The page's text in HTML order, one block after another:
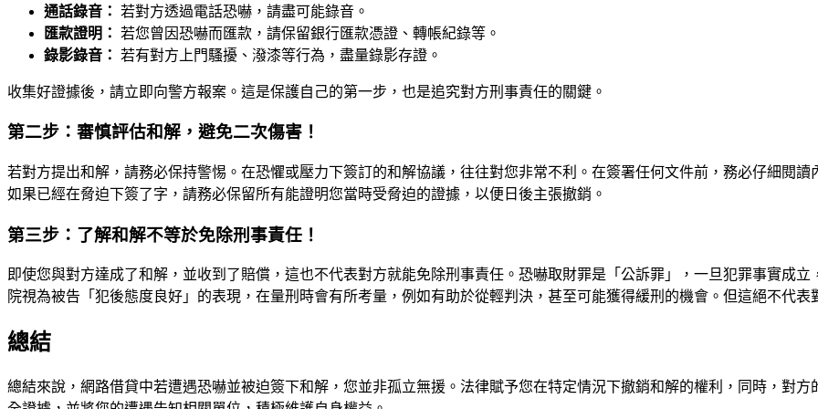
通話錄音： 若對方透過電話恐嚇，請盡可能錄音。
匯款證明： 若您曾因恐嚇而匯款，請保留銀行匯款憑證、轉帳紀錄等。
錄影錄音： 若有對方上門騷擾、潑漆等行為，盡量錄影存證。
收集好證據後，請立即向警方報案。這是保護自己的第一步，也是追究對方刑事責任的關鍵。
第二步：審慎評估和解，避免二次傷害！
若對方提出和解，請務必保持警惕。在恐懼或壓力下簽訂的和解協議，往往對您非常不利。在簽署任何文件前，務必仔細閱
如果已經在脅迫下簽了字，請務必保留所有能證明您當時受脅迫的證據，以便日後主張撤銷。
第三步：了解和解不等於免除刑事責任！
即使您與對方達成了和解，並收到了賠償，這也不代表對方就能免除刑事責任。恐嚇取財罪是「公訴罪」，一旦犯罪事實成
院視為被告「犯後態度良好」的表現，在量刑時會有所考量，例如有助於從輕判決，甚至可能獲得緩刑的機會。但這絕不代
總結
總結來說，網路借貸中若遭遇恐嚇並被迫簽下和解，您並非孤立無援。法律賦予您在特定情況下撤銷和解的權利，同時，對